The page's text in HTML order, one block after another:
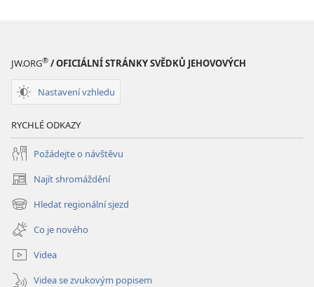
JW.ORG® / OFICIÁLNÍ STRÁNKY SVĚDKŮ JEHOVOVÝCH
Nastavení vzhledu
RYCHLÉ ODKAZY
Požádejte o návštěvu
Najít shromáždění
(otevřeno
nové
okno)
Hledat regionální sjezd
(otevřeno
nové
okno)
Co je nového
Videa
Videa se zvukovým popisem